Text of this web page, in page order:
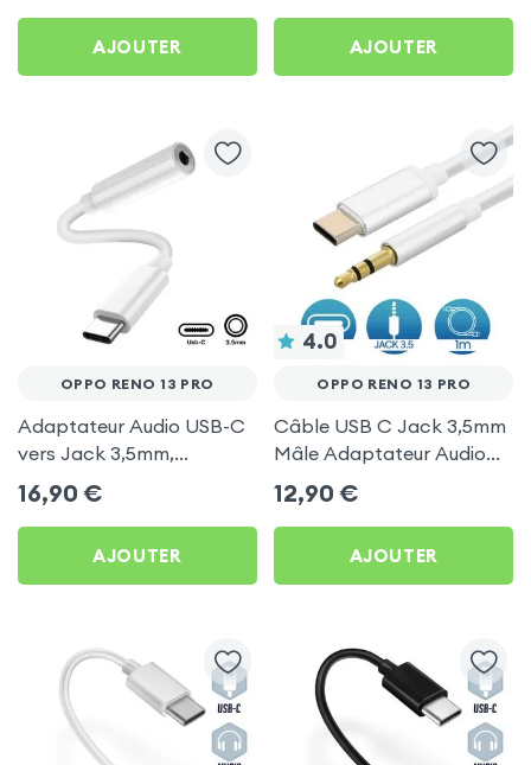
AJOUTER AJOUTER
OPPO RENO 13 PRO
Adaptateur Audio USB-C
vers Jack 3,5mm,
Musiques & Appels -
Blanc pour Oppo Reno 13
Pro
16,90 €
AJOUTER
4.0
OPPO RENO 13 PRO
Câble USB C Jack 3,5mm
Mâle Adaptateur Audio
Auxiliaire 1m - Blanc pour
Oppo Reno 13 Pro
12,90 €
AJOUTER